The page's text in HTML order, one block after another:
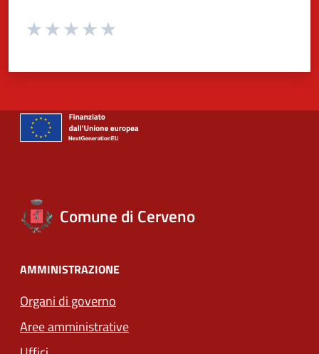
Valuta da 1 a 5 stelle la pagina
Comune di Cerveno
AMMINISTRAZIONE
Organi di governo
Aree amministrative